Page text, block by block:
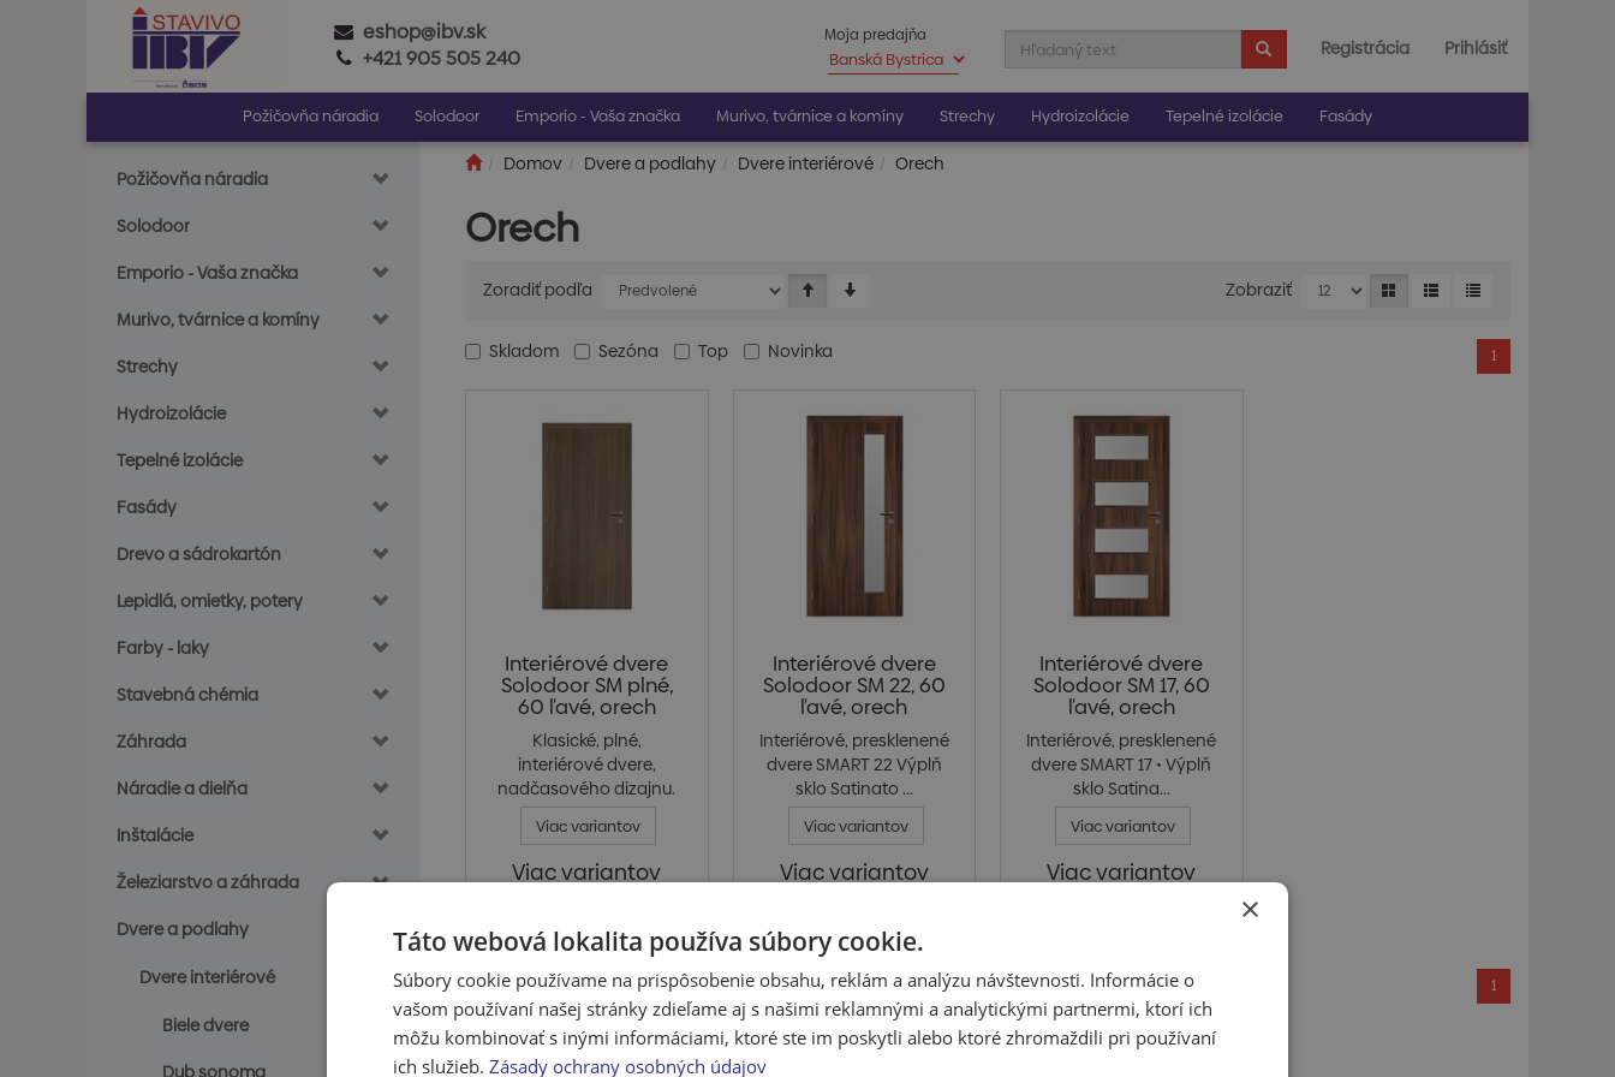
eshop@ibv.sk
+421 905 505 240
Registrácia Prihlásiť
Moja predajňa
Požičovňa náradia Solodoor Emporio - Vaša značka Murivo, tvárnice a komíny Strechy Hydroizolácie Tepelné izolácie Fasády
Požičovňa náradia
Solodoor
Emporio - Vaša značka
Murivo, tvárnice a komíny
Strechy
Hydroizolácie
Tepelné izolácie
Fasády
Drevo a sádrokartón
Lepidlá, omietky, potery
Farby - laky
Stavebná chémia
Záhrada
Náradie a dielňa
Inštalácie
Železiarstvo a záhrada
Dvere a podlahy
Dvere interiérové
Biele dvere
Dub sonoma
Domov Dvere a podlahy Dvere interiérové Orech
Orech
Zoradiť podľa Zobraziť
Skladom Sezóna Top Novinka 1
Interiérové dvere
Solodoor SM plné,
60 ľavé, orech
Klasické, plné,
interiérové dvere,
nadčasového dizajnu.
Jede...
Viac variantov
Viac variantov
Interiérové dvere
Solodoor SM 22, 60
ľavé, orech
Interiérové, presklenené
dvere SMART 22 Výplň
sklo Satinato ...
Viac variantov
Viac variantov
Interiérové dvere
Solodoor SM 17, 60
ľavé, orech
Interiérové, presklenené
dvere SMART 17 • Výplň
sklo Satina...
Viac variantov
Viac variantov
Ceny sú v € bez DPH 1
×
Táto webová lokalita používa súbory cookie.
Súbory cookie používame na prispôsobenie obsahu, reklám a analýzu návštevnosti. Informácie o
vašom používaní našej stránky zdieľame aj s našimi reklamnými a analytickými partnermi, ktorí ich
môžu kombinovať s inými informáciami, ktoré ste im poskytli alebo ktoré zhromaždili pri používaní
ich služieb. Zásady ochrany osobných údajov